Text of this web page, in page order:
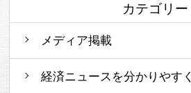
カテゴリー
メディア掲載
経済ニュースを分かりやすく